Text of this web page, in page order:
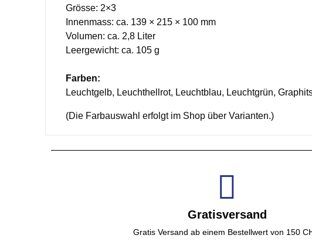
Grösse: 2×3
Innenmass: ca. 139 × 215 × 100 mm
Volumen: ca. 2,8 Liter
Leergewicht: ca. 105 g
Farben:
Leuchtgelb, Leuchthellrot, Leuchtblau, Leuchtgrün,
(Die Farbauswahl erfolgt im Shop über Varianten.)
Gratisversand
Gratis Versand ab einem Bestellwert von 150